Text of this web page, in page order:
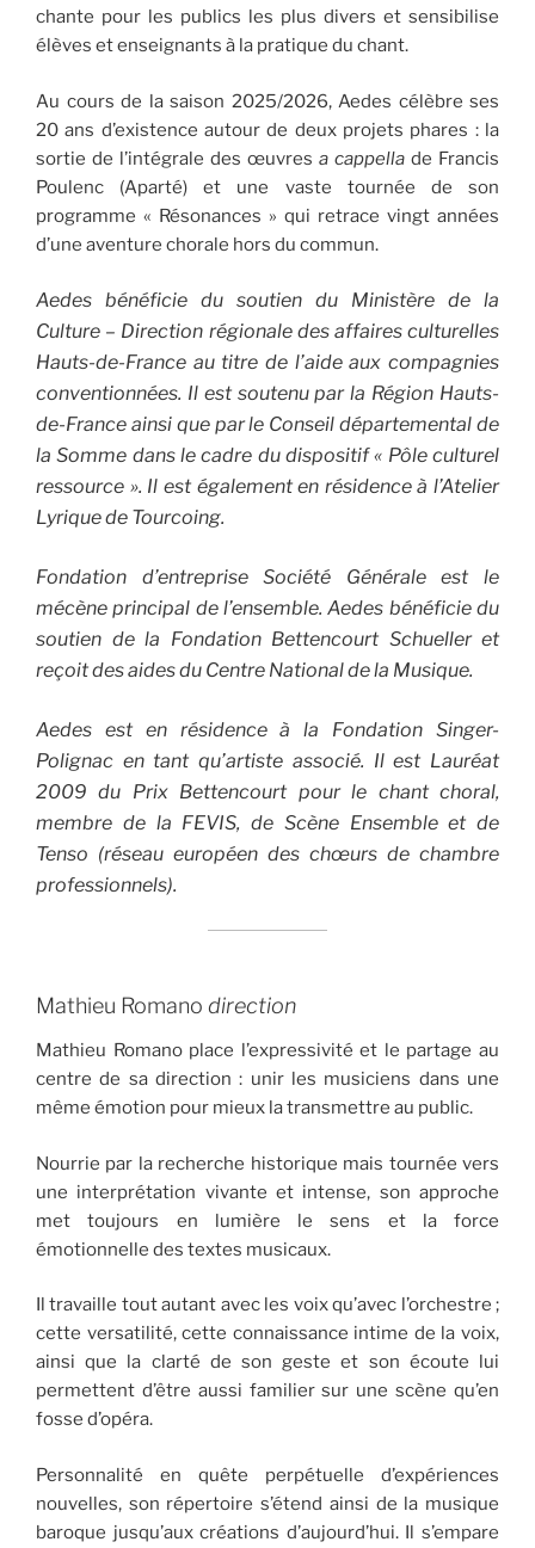
chante pour les publics les plus divers et sensibilise
élèves et enseignants à la pratique du chant.
Au cours de la saison 2025/2026, Aedes célèbre ses
20 ans d’existence autour de deux projets phares : la
sortie de l’intégrale des œuvres a cappella de Francis
Poulenc (Aparté) et une vaste tournée de son
programme « Résonances » qui retrace vingt années
d’une aventure chorale hors du commun.
Aedes bénéficie du soutien du Ministère de la
Culture – Direction régionale des affaires culturelles
Hauts-de-France au titre de l’aide aux compagnies
conventionnées. Il est soutenu par la Région Hauts-
de-France ainsi que par le Conseil départemental de
la Somme dans le cadre du dispositif « Pôle culturel
ressource ». Il est également en résidence à l’Atelier
Lyrique de Tourcoing.
Fondation d’entreprise Société Générale est le
mécène principal de l’ensemble. Aedes bénéficie du
soutien de la Fondation Bettencourt Schueller et
reçoit des aides du Centre National de la Musique.
Aedes est en résidence à la Fondation Singer-
Polignac en tant qu’artiste associé. Il est Lauréat
2009 du Prix Bettencourt pour le chant choral,
membre de la FEVIS, de Scène Ensemble et de
Tenso (réseau européen des chœurs de chambre
professionnels).
Mathieu Romano direction
Mathieu Romano place l’expressivité et le partage au
centre de sa direction : unir les musiciens dans une
même émotion pour mieux la transmettre au public.
Nourrie par la recherche historique mais tournée vers
une interprétation vivante et intense, son approche
met toujours en lumière le sens et la force
émotionnelle des textes musicaux.
Il travaille tout autant avec les voix qu’avec l’orchestre ;
cette versatilité, cette connaissance intime de la voix,
ainsi que la clarté de son geste et son écoute lui
permettent d’être aussi familier sur une scène qu’en
fosse d’opéra.
Personnalité en quête perpétuelle d’expériences
nouvelles, son répertoire s’étend ainsi de la musique
baroque jusqu’aux créations d’aujourd’hui. Il s’empare